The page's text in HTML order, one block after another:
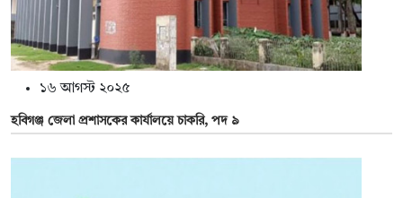
১৬ আগস্ট ২০২৫
হবিগঞ্জ জেলা প্রশাসকের কার্যালয়ে চাকরি, পদ ৯